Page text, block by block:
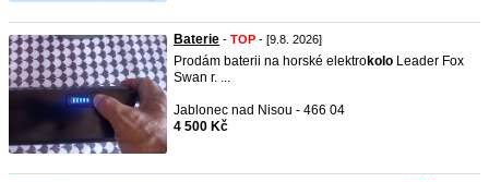
Baterie - TOP - [9.8. 2026]
Prodám baterii na horské elektrokolo Leader Fox
Swan r. ...
Jablonec nad Nisou - 466 04
4 500 Kč